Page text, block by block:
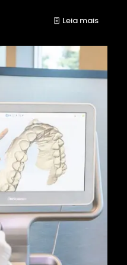
Leia mais